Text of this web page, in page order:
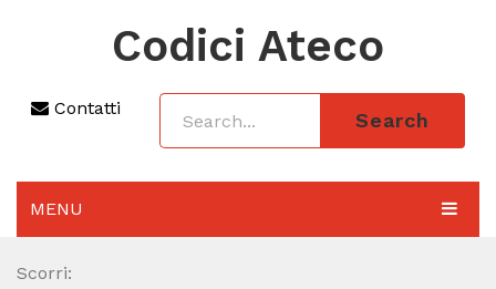
Codici Ateco
Contatti
Search
MENU
AGGIORNAMENTO 2025
Scorri: